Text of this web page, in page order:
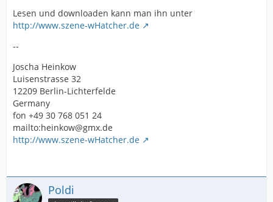
Lesen und downloaden kann man ihn unter
http://www.szene-wHatcher.de
--
Joscha Heinkow
Luisenstrasse 32
12209 Berlin-Lichterfelde
Germany
fon +49 30 768 051 24
mailto:heinkow@gmx.de
http://www.szene-wHatcher.de
Poldi